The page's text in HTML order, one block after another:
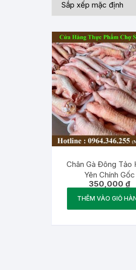
Chân Gà Đông Tảo
Yên Chính Gốc
350,000 ₫
THÊM VÀO GIỎ